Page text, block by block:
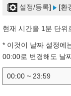
[ 설정/등록] [환
현재 시간을 1분 단위
* 이것이 날짜 설정에
00:00로 변경해도 날
00:00 ~ 23:59